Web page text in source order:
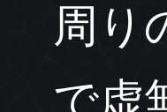
周り
で虚